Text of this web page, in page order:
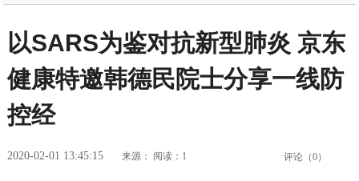
以SARS为鉴对抗新型肺炎 京东
健康特邀韩德民院士分享一线防
控经
2020-02-01 13:45:15 来源： 阅读：1 评论（0）